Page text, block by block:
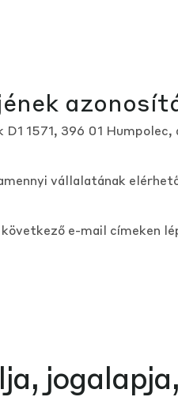
1571, 396 01
vállalatának
e-mail címeken